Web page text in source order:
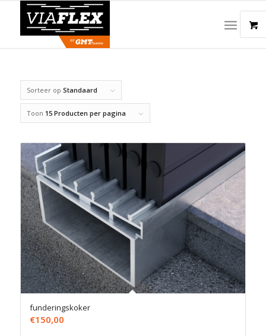
Sorteer op Standaard
Toon 15 Producten per pagina
funderingskoker
€150,00